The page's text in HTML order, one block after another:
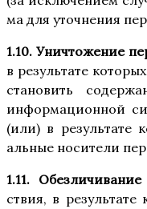
ма для уточ­не­ния
1.10. Уни­что­же­ние
в резуль­та­те
ста­но­вить
инфор­ма­ци­он­ной
(или) в резуль­та­те
аль­ные носи­те­ли
1.11.
ствия, в